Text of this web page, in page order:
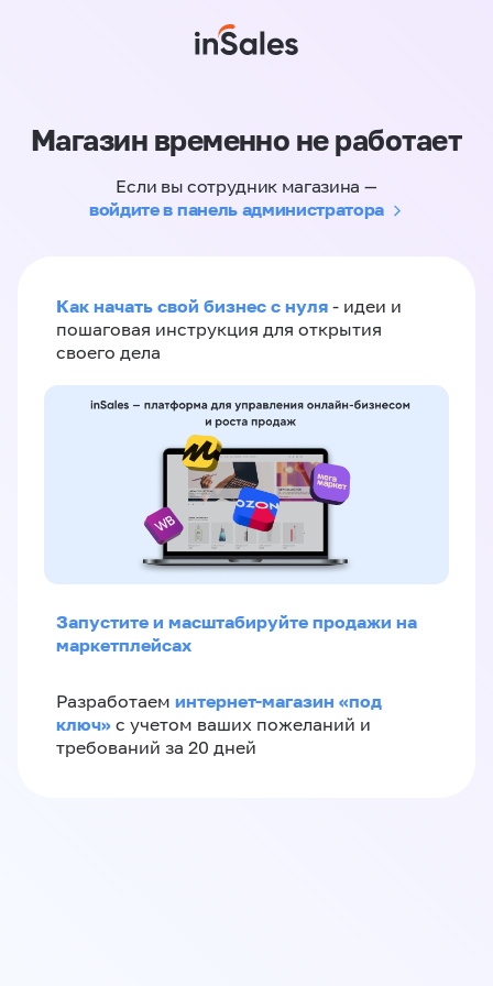
Магазин временно не работает
Если вы сотрудник магазина —
войдите в панель администратора
Как начать свой бизнес с нуля - идеи и
пошаговая инструкция для открытия
своего дела
Запустите и масштабируйте продажи на
маркетплейсах
Разработаем интернет-магазин «‎под
ключ»‎ с учетом ваших пожеланий и
требований за 20 дней